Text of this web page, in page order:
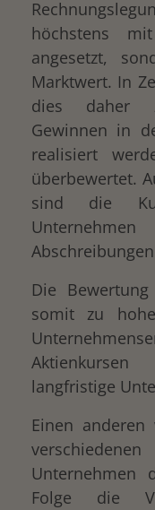
höchstens
angesetzt,
Marktwert. In
dies daher
Gewinnen in
realisiert
überbewertet.
sind die
Die
somit zu
langfristige
Einen
Unternehmen
Folge die